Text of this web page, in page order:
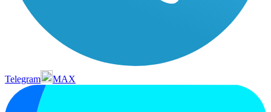
Telegram MAX